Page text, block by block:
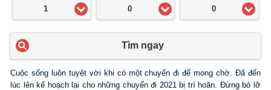
1 0 0
Tìm ngay
Cuộc sống luôn tuyệt vời khi có một chuyến đi để mong chờ. Đã đến
lúc lên kế hoạch lại cho những chuyến đi 2021 bị trì hoãn. Đừng bỏ lỡ